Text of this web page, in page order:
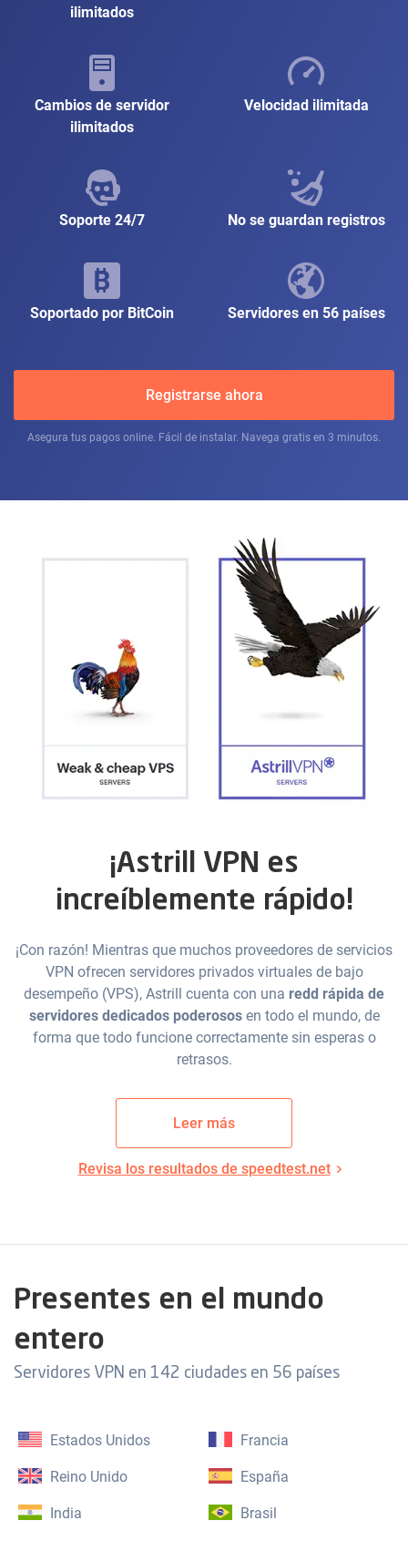
ilimitados
Cambios de servidor
ilimitados
Velocidad ilimitada
Soporte 24/7 No se guardan registros
Soportado por BitCoin Servidores en 56 países
Registrarse ahora
Asegura tus pagos online. Fácil de instalar. Navega gratis en 3 minutos.
¡Astrill VPN es
increíblemente rápido!
¡Con razón! Mientras que muchos proveedores de servicios
VPN ofrecen servidores privados virtuales de bajo
desempeño (VPS), Astrill cuenta con una redd rápida de
servidores dedicados poderososen todo el mundo, de
forma que todo funcione correctamente sin esperas o
retrasos.
Leer más
Revisa los resultados de speedtest.net
Presentes en el mundo
entero
Servidores VPN en 142 ciudades en 56 países
Estados Unidos Francia
Reino Unido España
India Brasil